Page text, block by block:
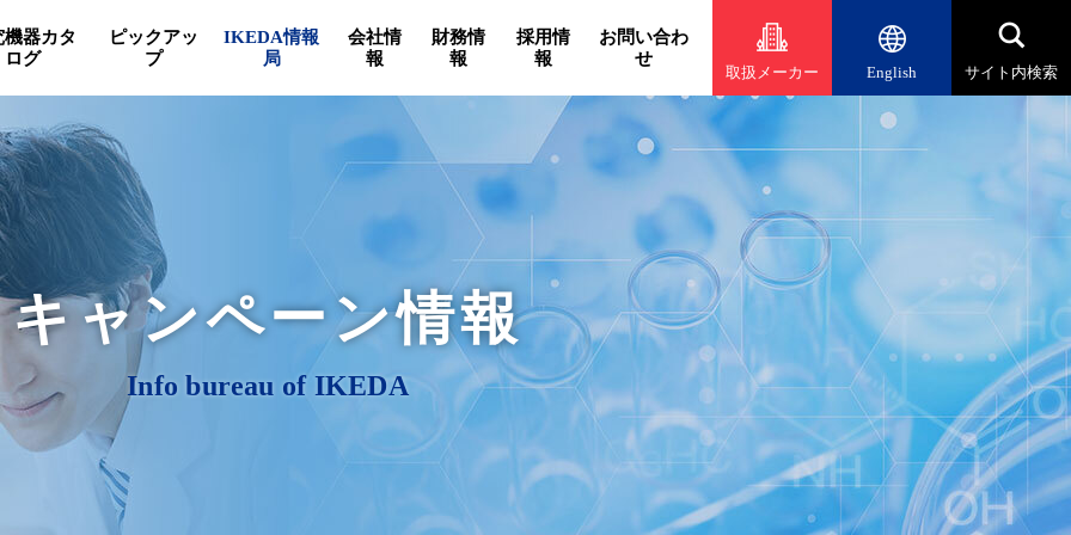
機器カタ
ログ
ピックアッ
プ
IKEDA情報
局
会社情
報
財務情
報
採用情
報
お問い合わ
せ
取扱メーカー English サイト内検索
キャンペーン情報